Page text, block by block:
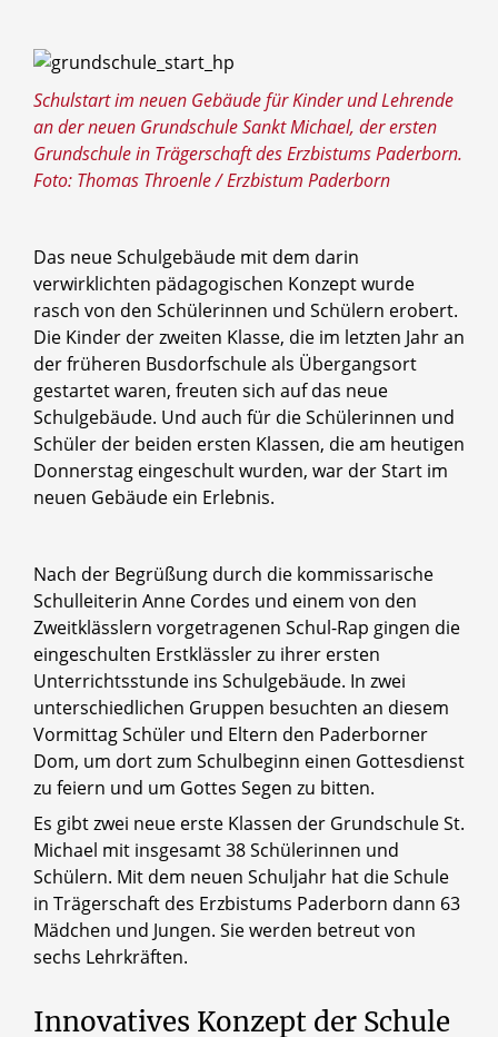
Schulstart im neuen Gebäude für Kinder und Lehrende
an der neuen Grundschule Sankt Michael, der ersten
Grundschule in Trägerschaft des Erzbistums Paderborn.
Foto: Thomas Throenle / Erzbistum Paderborn
Das neue Schulgebäude mit dem darin
verwirklichten pädagogischen Konzept wurde
rasch von den Schülerinnen und Schülern erobert.
Die Kinder der zweiten Klasse, die im letzten Jahr an
der früheren Busdorfschule als Übergangsort
gestartet waren, freuten sich auf das neue
Schulgebäude. Und auch für die Schülerinnen und
Schüler der beiden ersten Klassen, die am heutigen
Donnerstag eingeschult wurden, war der Start im
neuen Gebäude ein Erlebnis.
Nach der Begrüßung durch die kommissarische
Schulleiterin Anne Cordes und einem von den
Zweitklässlern vorgetragenen Schul-Rap gingen die
eingeschulten Erstklässler zu ihrer ersten
Unterrichtsstunde ins Schulgebäude. In zwei
unterschiedlichen Gruppen besuchten an diesem
Vormittag Schüler und Eltern den Paderborner
Dom, um dort zum Schulbeginn einen Gottesdienst
zu feiern und um Gottes Segen zu bitten.
Es gibt zwei neue erste Klassen der Grundschule St.
Michael mit insgesamt 38 Schülerinnen und
Schülern. Mit dem neuen Schuljahr hat die Schule
in Trägerschaft des Erzbistums Paderborn dann 63
Mädchen und Jungen. Sie werden betreut von
sechs Lehrkräften.
Innovatives Konzept der Schule